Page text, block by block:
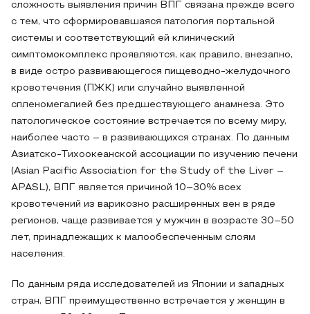
сложность выявления причин ВПГ связана прежде всего
с тем, что сформировавшаяся патология портальной
системы и соответствующий ей клинический
симптомокомплекс проявляются, как правило, внезапно,
в виде остро развивающегося пищеводно-желудочного
кровотечения (ПЖК) или случайно выявленной
спленомегалией без предшествующего анамнеза. Это
патологическое состояние встречается по всему миру,
наиболее часто – в развивающихся странах. По данным
Азиатско-Тихоокеанской ассоциации по изучению печени
(Asian Pacific Association for the Study of the Liver –
APASL), ВПГ является причиной 10–30% всех
кровотечений из варикозно расширенных вен в ряде
регионов, чаще развивается у мужчин в возрасте 30–50
лет, принадлежащих к малообеспеченным слоям
населения.
По данным ряда исследователей из Японии и западных
стран, ВПГ преимущественно встречается у женщин в